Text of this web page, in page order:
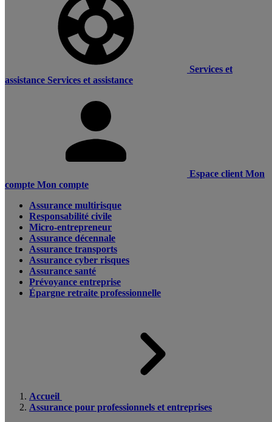
Services et
assistance Services et assistance
Espace client Mon
compte Mon compte
Assurance multirisque
Responsabilité civile
Micro-entrepreneur
Assurance décennale
Assurance transports
Assurance cyber risques
Assurance santé
Prévoyance entreprise
Épargne retraite professionnelle
Accueil
Assurance pour professionnels et entreprises